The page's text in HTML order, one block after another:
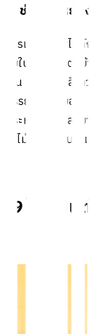
4. ช่วยประหยัด
การแต่งบ้านสไต
งบในการตกแต่งบ้
เช่น สีเบจ สีขา
บรรยากาศอบอุ่
ประหยัดงบ ก็สาม
ใช้ไม้จริงได้เช่นกัน
9 ไอเดีย